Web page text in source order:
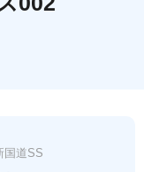
国道SS